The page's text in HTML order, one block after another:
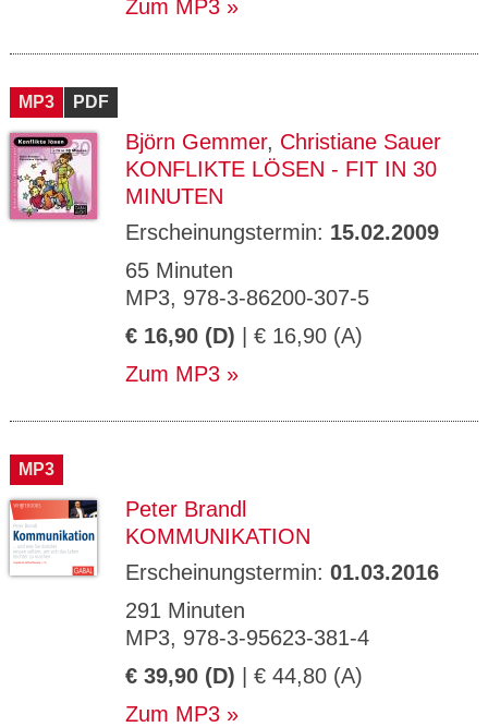
Zum MP3
MP3 PDF
Björn Gemmer, Christiane Sauer
KONFLIKTE LÖSEN - FIT IN 30
MINUTEN
Erscheinungstermin: 15.02.2009
65 Minuten
MP3, 978-3-86200-307-5
€ 16,90 (D) | € 16,90 (A)
Zum MP3
MP3
Peter Brandl
KOMMUNIKATION
Erscheinungstermin: 01.03.2016
291 Minuten
MP3, 978-3-95623-381-4
€ 39,90 (D) | € 44,80 (A)
Zum MP3